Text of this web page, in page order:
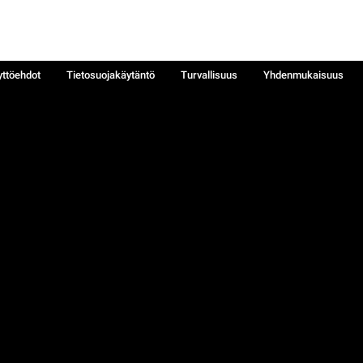
Tietosuojakäytäntö Turvallisuus
Yhdenmukaisuus